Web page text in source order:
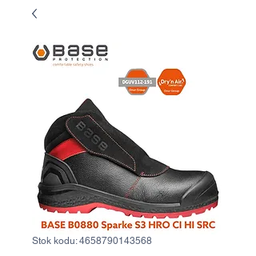
Stok kodu: 4658790143568